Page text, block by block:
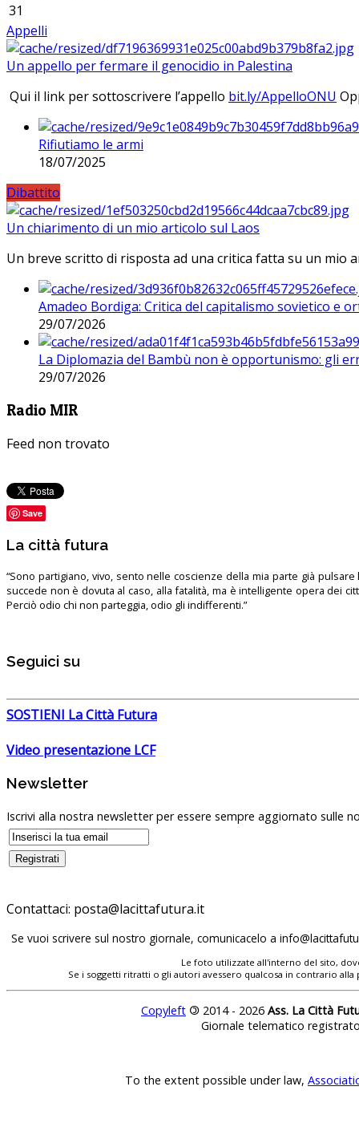
31
Appelli
Un appello per fermare il genocidio in Palestina
Qui il link per sottoscrivere l’appello bit.ly/AppelloONU
Rifiutiamo le armi
18/07/2025
Dibattito
Un chiarimento di un mio articolo sul Laos
Un breve scritto di risposta ad una critica fatta su un mio
Amadeo Bordiga: Critica del capitalismo sovietico e
29/07/2026
La Diplomazia del Bambù non è opportunismo: gli
29/07/2026
Radio MIR
Feed non trovato
Save
La città futura
“Sono partigiano, vivo, sento nelle coscienze della mia parte già pulsare
succede non è dovuta al caso, alla fatalità, ma è intelligente opera dei
Perciò odio chi non parteggia, odio gli indifferenti.”
Seguici su
SOSTIENI La Città Futura
Video presentazione LCF
Newsletter
Iscrivi alla nostra newsletter per essere sempre aggiornato sulle
Contattaci: posta@lacittafutura.it
Se vuoi scrivere sul nostro giornale, comunicacelo a
Le foto utilizzate all'interno del sito,
Se i soggetti ritratti o gli autori avessero qualcosa in contrario
Copyleft © 2014 - 2026 Ass. La Città
Giornale telematico
To the extent possible under law,